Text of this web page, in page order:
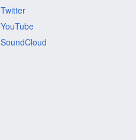
Twitter
YouTube
SoundCloud